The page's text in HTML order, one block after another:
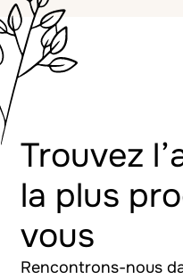
Trouvez
la plus
vous
Rencontrons-nous